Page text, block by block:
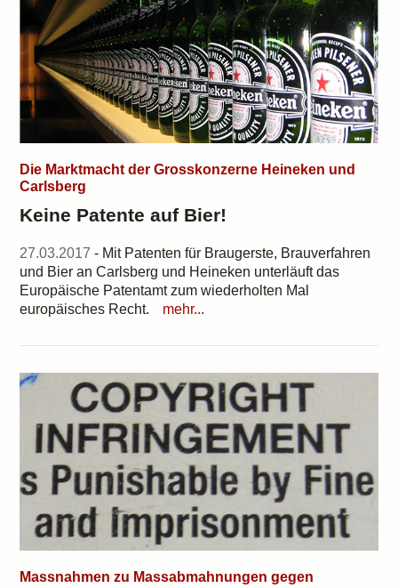
Die Marktmacht der Grosskonzerne Heineken und
Carlsberg
Keine Patente auf Bier!
27.03.2017 - Mit Patenten für Braugerste, Brauverfahren
und Bier an Carlsberg und Heineken unterläuft das
Europäische Patentamt zum wiederholten Mal
europäisches Recht.
mehr...
Massnahmen zu Massabmahnungen gegen